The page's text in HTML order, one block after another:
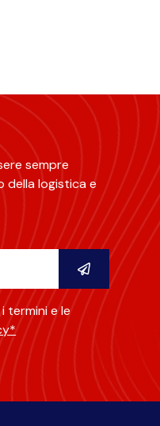
sempre
della logistica e
termini e le